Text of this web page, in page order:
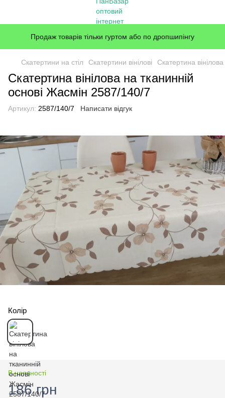
Продаж товарів тільки гуртом або по дропшипінгу
Скатертини на стіл Скатертини вінілові Скатертина
Скатертина вінілова на тканинній
основі Жасмін 2587/140/7
Артикул: 2587/140/7 Написати відгук
Колір
В наявності
186 грн